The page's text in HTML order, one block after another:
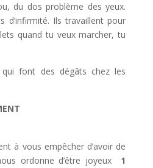
du dos problème des yeux.
d’infirmité. Ils travaillent pour
quand tu veux marcher, tu
qui font des dégâts chez les
à vous empêcher d’avoir de
ordonne d’être joyeux 1